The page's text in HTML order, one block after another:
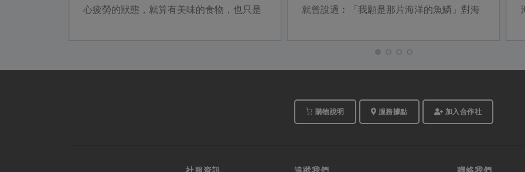
心疲勞的狀態，就算有美味的食物，也只是
邀請台南分社社員怡慈，設計兩道能補充豐
的勞動過後，用土地的能量療癒身心。
就曾說過︰「我願是那片海洋的魚鱗」對海
資源也並非不虞匱乏，永續環境才有未來。
購物說明 服務據點 加入合作社
社服資訊 追蹤我們 聯絡我們